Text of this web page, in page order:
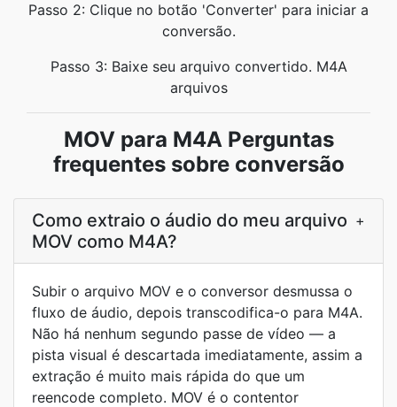
Passo 2: Clique no botão 'Converter' para iniciar a
conversão.
Passo 3: Baixe seu arquivo convertido. M4A
arquivos
MOV para M4A Perguntas
frequentes sobre conversão
Como extraio o áudio do meu arquivo
MOV como M4A?
+
Subir o arquivo MOV e o conversor desmussa o
fluxo de áudio, depois transcodifica-o para M4A.
Não há nenhum segundo passe de vídeo — a
pista visual é descartada imediatamente, assim a
extração é muito mais rápida do que um
reencode completo. MOV é o contentor